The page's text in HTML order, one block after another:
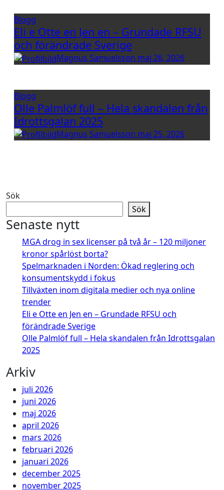
Blogg
Eli e Otte en Jen en – Grundade RFSU
och förändrade Sverige
Magnus Samuelsson maj 26, 2026
Blogg
Olle Palmlöf full – Hela skandalen från
Idrottsgalan 2025
Magnus Samuelsson maj 25, 2026
Sök
Sök
Senaste nytt
MGA drog in sex licenser på två år – 120 miljoner
kronor spårlöst borta?
Spelmarknaden i Norden: Ökad reglering och
konsumentskydd i fokus
Tillväxten inom digitala medier och nya online
trender
Eli e Otte en Jen en – Grundade RFSU och
förändrade Sverige
Olle Palmlöf full – Hela skandalen från Idrottsgalan
2025
Arkiv
juli 2026
juni 2026
maj 2026
april 2026
mars 2026
februari 2026
januari 2026
december 2025
november 2025